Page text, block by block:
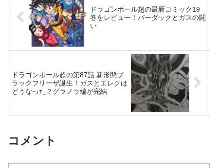
ドラゴンボール超の最新コミック19
巻をレビュー！バーダックとガスの闘
い
ドラゴンボール超の第87話 新形態ブ
ラックフリーザ誕生！ガスとエレクは
どうなった？グラノラ編が完結
コメント